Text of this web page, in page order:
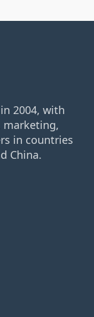
2004, with
marketing,
in countries
China.